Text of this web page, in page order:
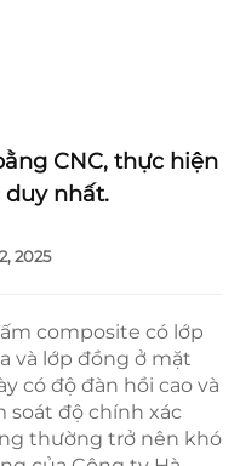
CNC, thực hiện
nhất.
2025
composite có lớp
và lớp đồng ở mặt
có độ đàn hồi cao và
soát độ chính xác
thường trở nên khó